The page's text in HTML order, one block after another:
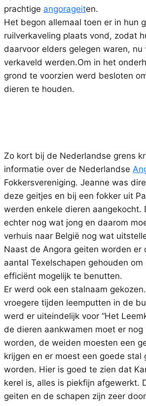
prachtige angorageiten.
Het begon allemaal toen er in hun
ruilverkaveling plaats vond, zodat
daarvoor elders gelegen waren, nu
verkaveld werden.Om in het
grond te voorzien werd besloten
dieren te houden.
Zo kort bij de Nederlandse grens
informatie over de Nederlandse
Fokkersvereniging. Jeanne was
deze geitjes en bij een fokker uit
werden enkele dieren aangekocht.
echter nog wat jong en daarom
verhuis naar België nog wat
Naast de Angora geiten worden er
aantal Texelschapen gehouden
efficiënt mogelijk te benutten.
Er werd ook een stalnaam
vroegere tijden leemputten in de
werd er uiteindelijk voor “Het
de dieren aankwamen moet er
worden, de weiden moesten een
krijgen en er moest een goede stal
worden. Hier is goed te zien dat
kerel is, alles is piekfijn afgewerkt.
geiten en de schapen zijn zeer